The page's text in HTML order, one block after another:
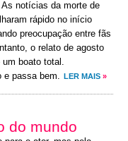
As notícias da morte de
rápido no início
preocupação entre fãs
o relato de agosto
um boato total.
e passa bem.
LER MAIS »
do mundo